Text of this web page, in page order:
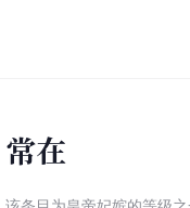
常在